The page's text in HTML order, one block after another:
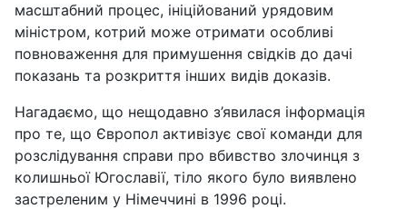
масштабний процес, ініційований урядовим
міністром, котрий може отримати особливі
повноваження для примушення свідків до дачі
показань та розкриття інших видів доказів.
Нагадаємо, що нещодавно з’явилася інформація
про те, що Європол активізує свої команди для
розслідування справи про вбивство злочинця з
колишньої Югославії, тіло якого було виявлено
застреленим у Німеччині в 1996 році.